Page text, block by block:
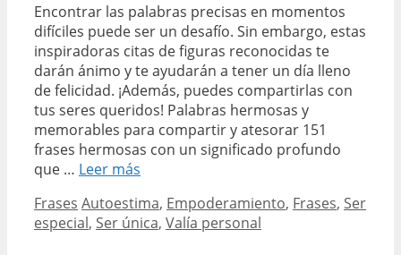
Encontrar las palabras precisas en momentos
difíciles puede ser un desafío. Sin embargo, estas
inspiradoras citas de figuras reconocidas te
darán ánimo y te ayudarán a tener un día lleno
de felicidad. ¡Además, puedes compartirlas con
tus seres queridos! Palabras hermosas y
memorables para compartir y atesorar 151
frases hermosas con un significado profundo
que … Leer más
estas
frases
Categories
Frases Tags
Autoestima, Empoderamiento, Frases, Ser
especial, Ser única, Valía personal